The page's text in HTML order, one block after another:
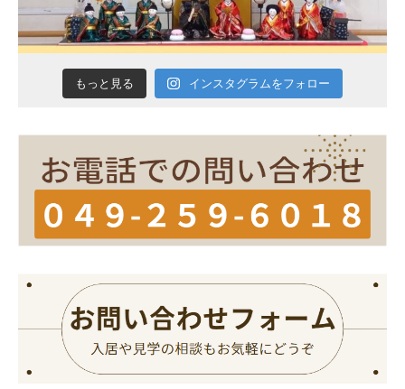
もっと見る インスタグラムをフォロー